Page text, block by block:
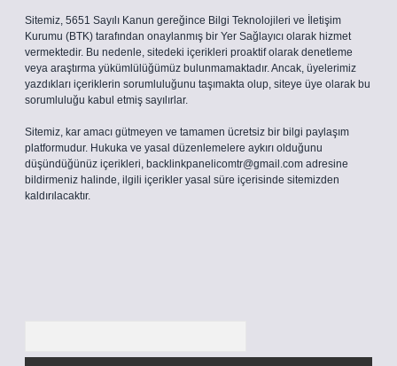
Sitemiz, 5651 Sayılı Kanun gereğince Bilgi Teknolojileri ve İletişim
Kurumu (BTK) tarafından onaylanmış bir Yer Sağlayıcı olarak hizmet
vermektedir. Bu nedenle, sitedeki içerikleri proaktif olarak denetleme
veya araştırma yükümlülüğümüz bulunmamaktadır. Ancak, üyelerimiz
yazdıkları içeriklerin sorumluluğunu taşımakta olup, siteye üye olarak bu
sorumluluğu kabul etmiş sayılırlar.
Sitemiz, kar amacı gütmeyen ve tamamen ücretsiz bir bilgi paylaşım
platformudur. Hukuka ve yasal düzenlemelere aykırı olduğunu
düşündüğünüz içerikleri, backlinkpanelicomtr@gmail.com adresine
bildirmeniz halinde, ilgili içerikler yasal süre içerisinde sitemizden
kaldırılacaktır.